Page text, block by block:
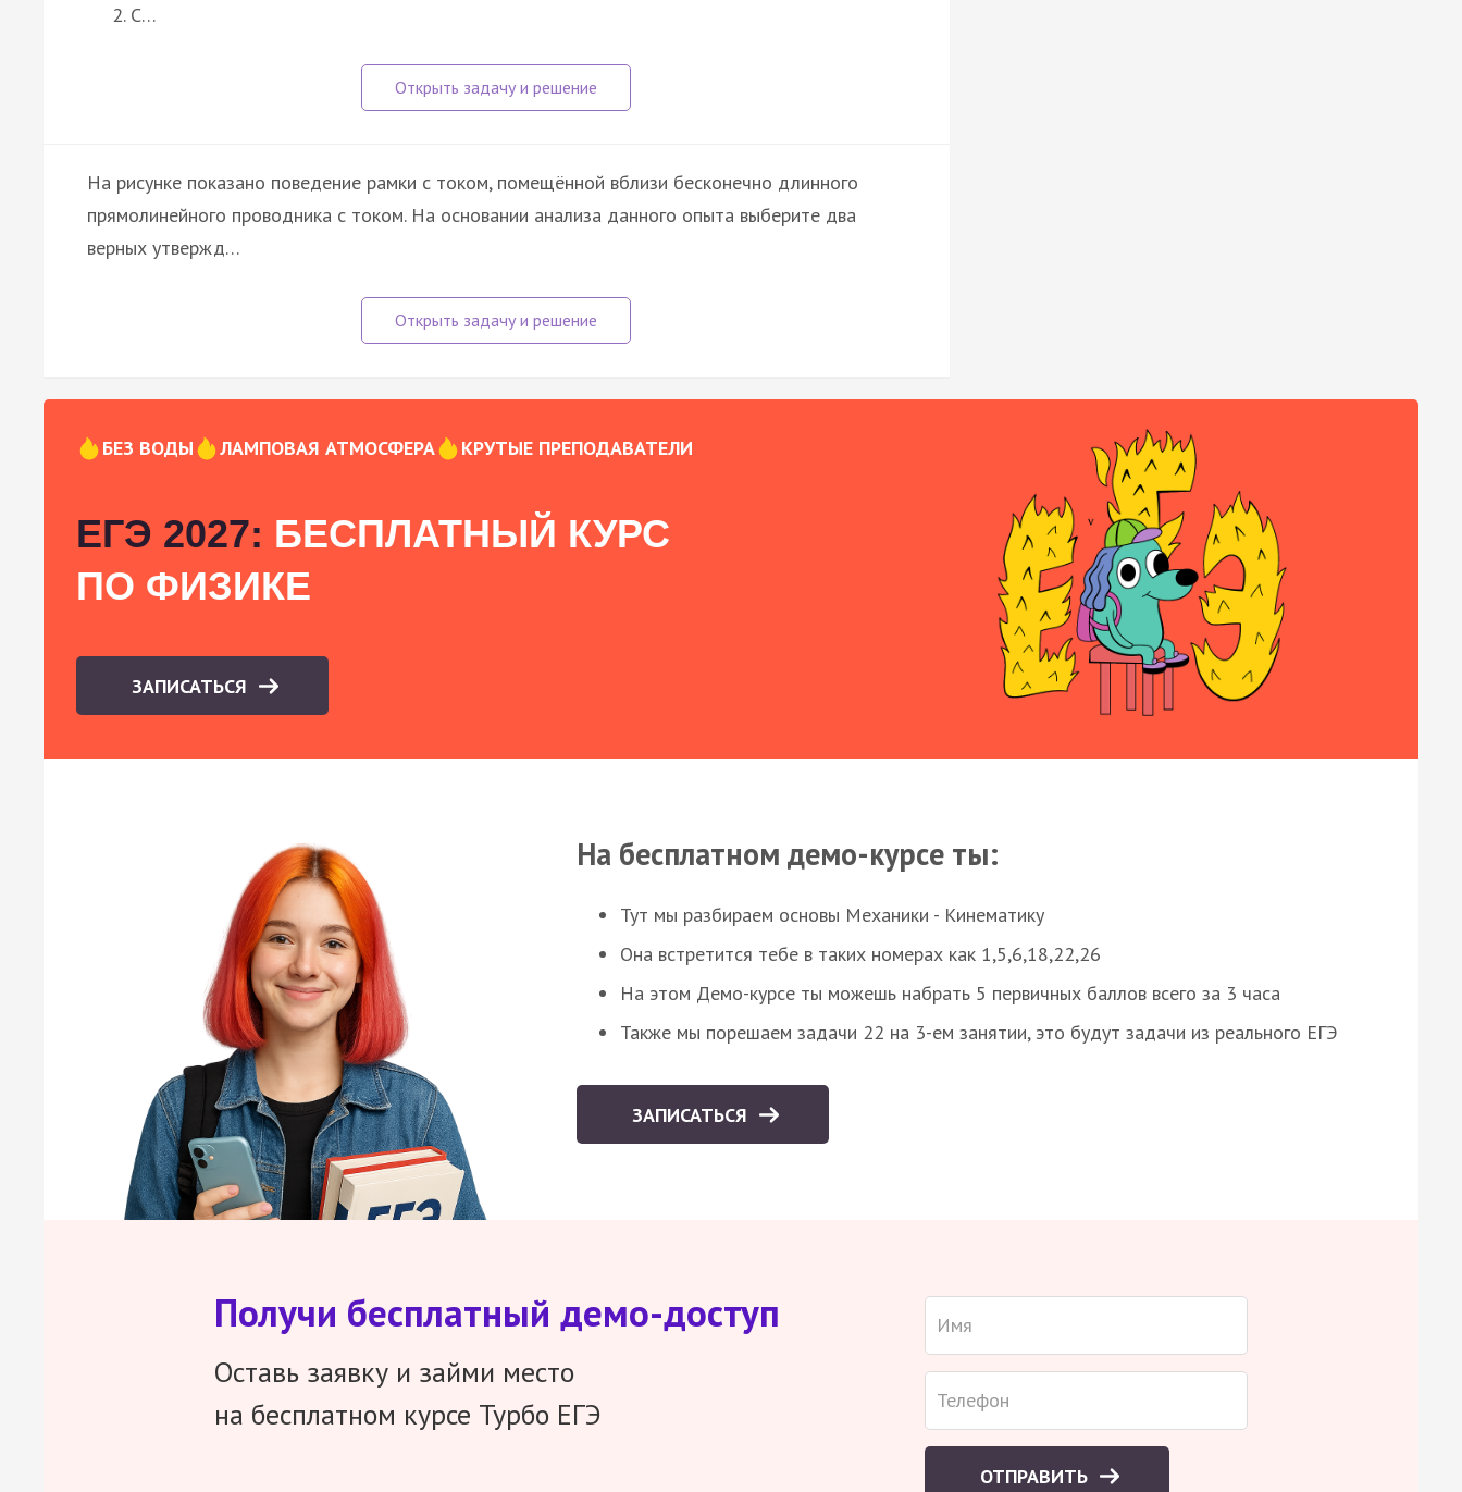
С…
На рисунке показано поведение рамки с током, помещённой вблизи бесконечно длинного
прямолинейного проводника с током. На основании анализа данного опыта выберите два
верных утвержд…
БЕЗ ВОДЫ ЛАМПОВАЯ АТМОСФЕРА КРУТЫЕ ПРЕПОДАВАТЕЛИ
ЕГЭ 2027: БЕСПЛАТНЫЙ КУРС
ПО ФИЗИКЕ
ЗАПИСАТЬСЯ
На бесплатном демо-курсе ты:
Тут мы разбираем основы Механики - Кинематику
Она встретится тебе в таких номерах как 1,5,6,18,22,26
На этом Демо-курсе ты можешь набрать 5 первичных баллов всего за 3 часа
Также мы порешаем задачи 22 на 3-ем занятии, это будут задачи из реального ЕГЭ
ЗАПИСАТЬСЯ
Получи бесплатный демо-доступ
Оставь заявку и займи место
на бесплатном курсе Турбо ЕГЭ
ОТПРАВИТЬ